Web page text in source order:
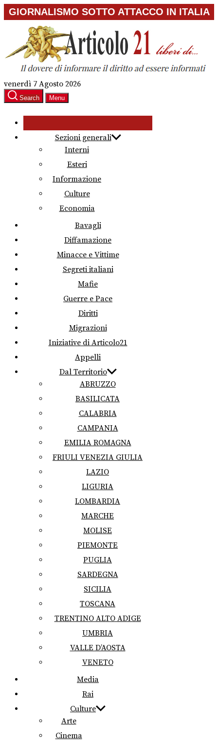
Skip
to
content
GIORNALISMO SOTTO ATTACCO IN ITALIA
venerdì 7 Agosto 2026
Search Menu
Sezioni generali
Interni
Esteri
Informazione
Culture
Economia
Bavagli
Diffamazione
Minacce e Vittime
Segreti italiani
Mafie
Guerre e Pace
Diritti
Migrazioni
Iniziative di Articolo21
Appelli
Dal Territorio
ABRUZZO
BASILICATA
CALABRIA
CAMPANIA
EMILIA ROMAGNA
FRIULI VENEZIA GIULIA
LAZIO
LIGURIA
LOMBARDIA
MARCHE
MOLISE
PIEMONTE
PUGLIA
SARDEGNA
SICILIA
TOSCANA
TRENTINO ALTO ADIGE
UMBRIA
VALLE D’AOSTA
VENETO
Media
Rai
Culture
Arte
Cinema